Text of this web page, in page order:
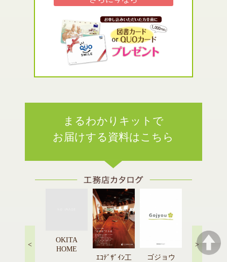
まるわかりキットで
お届けする資料はこちら
<
OKITA
HOME
ｴｺﾃﾞｻﾞｲﾝ工
ゴジョウ
>